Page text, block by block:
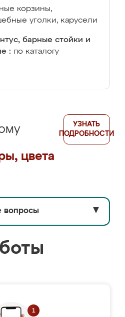
корзины,
уголки, карусели
барные стойки и
: по каталогу
цвета
УЗНАТЬ
ПОДРОБНОСТИ
вопросы ▼